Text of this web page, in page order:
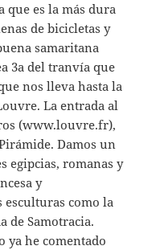
que es la más dura
de bicicletas y
samaritana
3a del tranvía que
nos lleva hasta la
La entrada al
(www.louvre.fr),
Damos un
egipcias, romanas y
y
esculturas como la
de Samotracia.
ya he comentado